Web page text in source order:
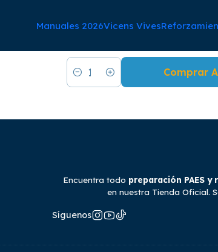
Manuales 2026Vicens Vives
|
Cantidad
Comprar
Encuentra todo preparación PAES
en nuestra Tienda Oficial.
Síguenos